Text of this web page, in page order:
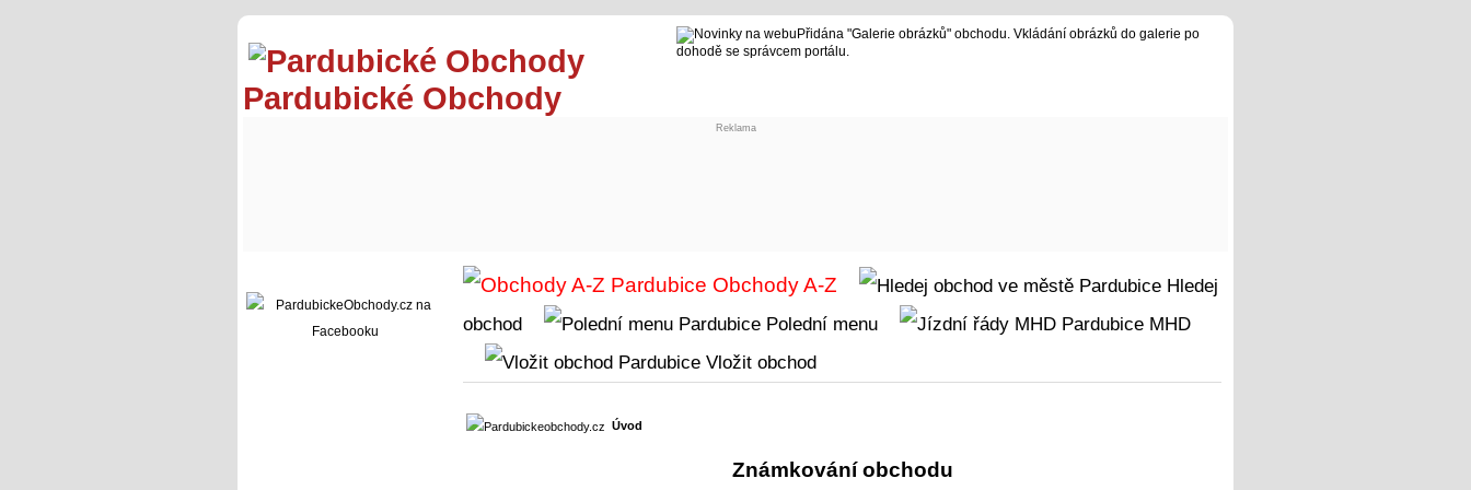
Pardubické Obchody
Přidána "Galerie obrázků" obchodu. Vkládání obrázků do galerie po
dohodě se správcem portálu.
Reklama
Obchody A-Z
Hledej
obchod
Polední menu
MHD
Vložit obchod
Úvod
Známkování obchodu